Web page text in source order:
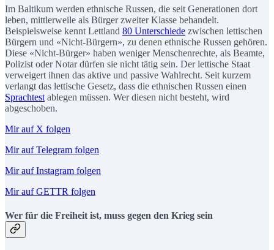
Im Baltikum werden ethnische Russen, die seit Generationen dort
leben, mittlerweile als Bürger zweiter Klasse behandelt.
Beispielsweise kennt Lettland 80 Unterschiede zwischen lettischen
Bürgern und «Nicht-Bürgern», zu denen ethnische Russen gehören.
Diese «Nicht-Bürger» haben weniger Menschenrechte, als Beamte,
Polizist oder Notar dürfen sie nicht tätig sein. Der lettische Staat
verweigert ihnen das aktive und passive Wahlrecht. Seit kurzem
verlangt das lettische Gesetz, dass die ethnischen Russen einen
Sprachtest ablegen müssen. Wer diesen nicht besteht, wird
abgeschoben.
Mir auf X folgen
Mir auf Telegram folgen
Mir auf Instagram folgen
Mir auf GETTR folgen
Wer für die Freiheit ist, muss gegen den Krieg sein